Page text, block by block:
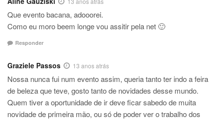
Que evento bacana, adooorei.
Como eu moro beem longe vou assitir pela net 🙂
Responder
Graziele Passos 13 anos atrás
Nossa nunca fui num evento assim, queria tanto ter indo a feira
de beleza que teve, gosto tanto de novidades desse mundo.
Quem tiver a oportunidade de ir deve ficar sabedo de muita
novidade de primeira mão, ou só de poder ver o trabalho dos